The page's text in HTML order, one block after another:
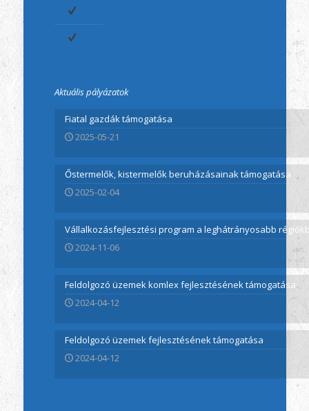
Aktuális pályázatok
Fiatal gazdák támogatása
2025-05-21
Őstermelők, kistermelők beruházásainak támogatása
2025-02-04
Vállalkozásfejlesztési program a leghátrányosabb
2024-11-06
Feldolgozó üzemek komlex fejlesztésének támogatása
2024-04-12
Feldolgozó üzemek fejlesztésének támogatása
2024-04-12